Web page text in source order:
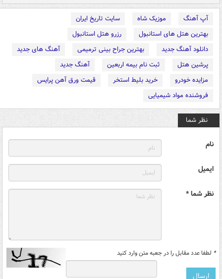
آپ آهنگ موزیک شاه
سایت تاریخ ایران
بهترین هتل های استانبول
رزرو هتل استانبول
دانلود آهنگ جدید
بهترین جراح بینی ترمیمی
آهنگ های جدید
پرشین هتل
ثبت نام بیمه اربعین
آهنگ جدید
مزایده خودرو
خرید بلیط استخر
قیمت ورق آهن پرایس
فروشنده مواد شیمیایی
نظر شما
نام
ایمیل
نظر شما *
* لطفا عدد مقابل را در جعبه متن وارد کنید